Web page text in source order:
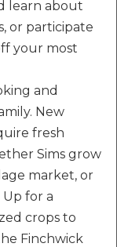
learn about
or participate
your most
and
New
fresh
Sims grow
market, or
Up for a
crops to
Finchwick